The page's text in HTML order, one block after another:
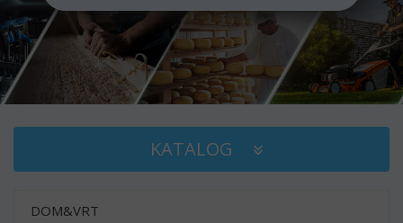
KATALOG
DOM&VRT